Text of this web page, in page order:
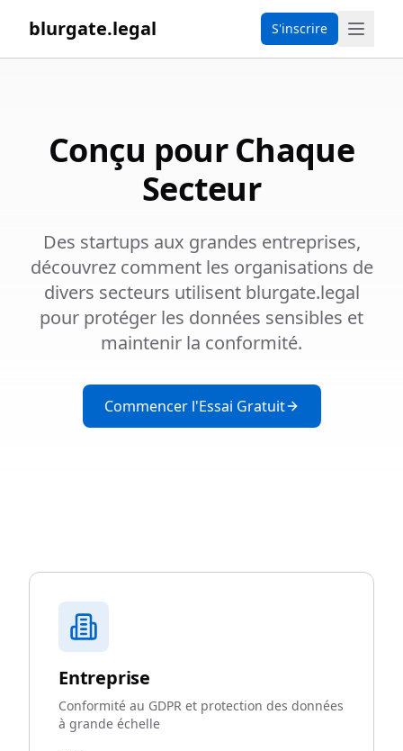
blurgate.legal S'inscrire
Conçu pour Chaque
Secteur
Des startups aux grandes entreprises,
découvrez comment les organisations de
divers secteurs utilisent blurgate.legal
pour protéger les données sensibles et
maintenir la conformité.
Commencer l'Essai Gratuit
Entreprise
Conformité au GDPR et protection des données
à grande échelle